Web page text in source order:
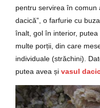
pentru servirea în comun
dacică”, o farfurie cu
înalt, gol în interior,
multe porții, din care
individuale (străchini).
putea avea și vasul